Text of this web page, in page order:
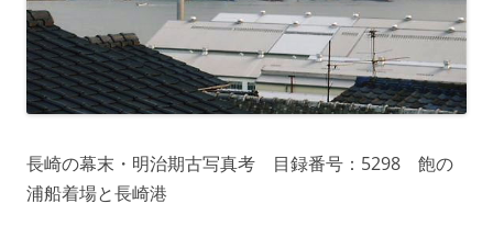
長崎の幕末・明治期古写真考 目録番号：5298 飽の
浦船着場と長崎港